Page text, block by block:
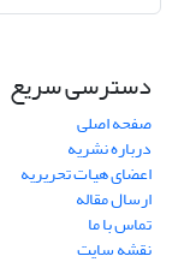
دسترسی سریع
صفحه اصلی
درباره نشریه
اعضای هیات تحریریه
ارسال مقاله
تماس با ما
نقشه سایت